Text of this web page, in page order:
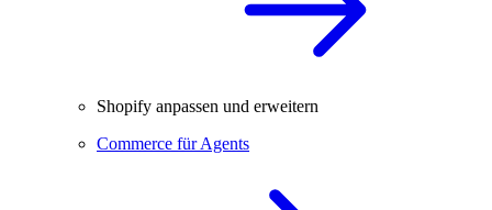
Shopify anpassen und erweitern
Commerce für Agents